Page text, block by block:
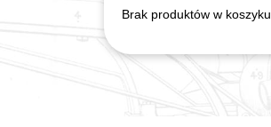
Brak produktów w koszyku.